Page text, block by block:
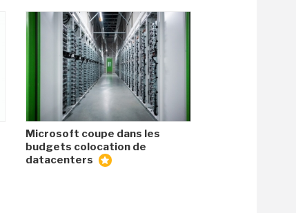
Microsoft coupe dans les
budgets colocation de
datacenters